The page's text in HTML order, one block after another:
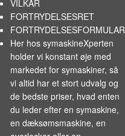
VILKÅR
FORTRYDELSESRET
FORTRYDELSESFORMULAR
Her hos symaskineXperten
holder vi konstant øje med
markedet forsymaskiner, så
vi altid har et stort udvalg og
de bedste priser, hvad enten
du leder efter en symaskine,
en dæksømsmaskine, en